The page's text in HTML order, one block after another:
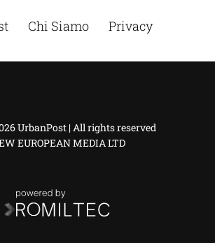
Chi Siamo
Privacy
UrbanPost | All rights reserved
EUROPEAN MEDIA LTD